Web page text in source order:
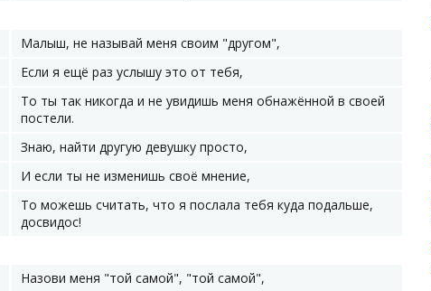
Малыш, не называй меня своим "другом",
Если я ещё раз услышу это от тебя,
То ты так никогда и не увидишь меня обнажённой в своей
постели.
Знаю, найти другую девушку просто,
И если ты не изменишь своё мнение,
То можешь считать, что я послала тебя куда подальше,
досвидос!
Назови меня "той самой", "той самой",